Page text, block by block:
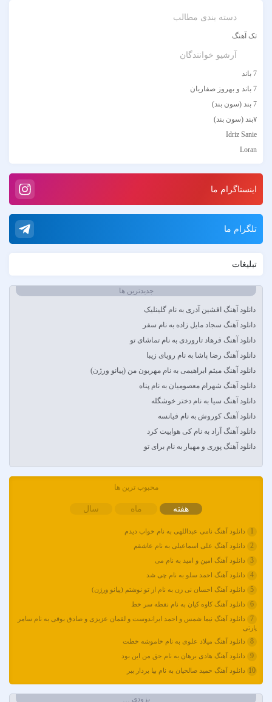
دسته بندی مطالب
تک آهنگ
آرشیو خوانندگان
7 باند
7 باند و بهروز صفاریان
7 بند (سون بند)
۷بند (سون بند)
Idriz Sanie
Loran
آبان
آبتین روحبخش داوران
آدوین
آران، مُوِرس و وینتِرس
آرتا و سارن
آرتام
آرتبن بهادری
آرتين شاهوران
آرتی
آرتین
آرتین بهادری
آرتین سلیمانی
آردا
آرسام
اینستاگرام ما
تلگرام ما
تبلیغات
جدیدترین ها
دانلود آهنگ افشین آذری به نام گلینلیک
دانلود آهنگ سجاد مایل زاده به نام سفر
دانلود آهنگ فرهاد تاروردی به نام تماشای تو
دانلود آهنگ رضا پاشا به نام رویای زیبا
دانلود آهنگ میثم ابراهیمی به نام مهربون من (پیانو ورژن)
دانلود آهنگ شهرام معصومیان به نام پناه
دانلود آهنگ سیا به نام دختر خوشگله
دانلود آهنگ کوروش به نام فیانسه
دانلود آهنگ آراد به نام کی هواییت کرد
دانلود آهنگ پوری و مهیار به نام برای تو
محبوب ترین ها
هفته ماه سال
1 دانلود آهنگ نامی عبداللهی به نام خواب دیدم
2 دانلود آهنگ علی اسماعیلی به نام عاشقم
3 دانلود آهنگ امین و امید به نام می
4 دانلود آهنگ احمد سلو به نام چی شد
5 دانلود آهنگ احسان نی زن به نام از تو نوشتم (پیانو ورژن)
6 دانلود آهنگ کاوه کیان به نام نقطه سر خط
7
دانلود آهنگ نیما شمس و احمد ایراندوست و لقمان عزیزی و صادق بوقی به نام سامر
پارتی
8 دانلود آهنگ میلاد علوی به نام خاموشه خطت
9 دانلود آهنگ هادی برهان به نام حق من این بود
10 دانلود آهنگ حمید صالحیان به نام بیا بردار ببر
بزودی …